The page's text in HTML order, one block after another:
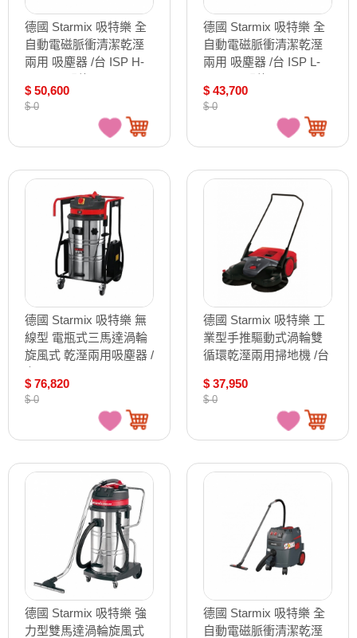
德國 Starmix 吸特樂 全
自動電磁脈衝清潔乾溼
兩用 吸塵器 /台 ISP H-
$ 50,600
$ 0
德國 Starmix 吸特樂 全
自動電磁脈衝清潔乾溼
兩用 吸塵器 /台 ISP L-
$ 43,700
$ 0
德國 Starmix 吸特樂 無
線型 電瓶式三馬達渦輪
旋風式 乾溼兩用吸塵器 /
$ 76,820
$ 0
德國 Starmix 吸特樂 工
業型手推驅動式渦輪雙
循環乾溼兩用掃地機 /台
$ 37,950
$ 0
德國 Starmix 吸特樂 強
力型雙馬達渦輪旋風式
德國 Starmix 吸特樂 全
自動電磁脈衝清潔乾溼